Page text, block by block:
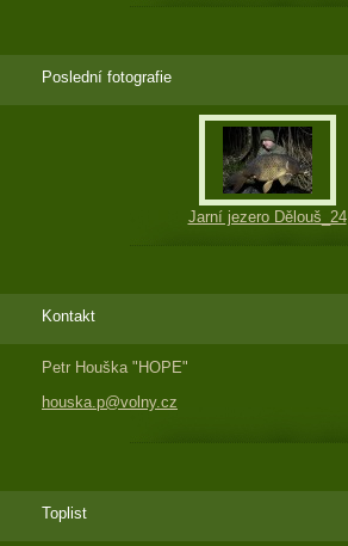
Poslední fotografie
Jarní jezero Dělouš_24
Kontakt
Petr Houška "HOPE"
houska.p@volny.cz
Toplist